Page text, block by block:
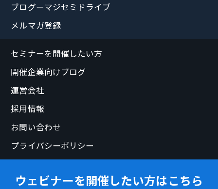
ブログーマジセミドライブ
メルマガ登録
セミナーを開催したい方
開催企業向けブログ
運営会社
採用情報
お問い合わせ
プライバシーポリシー
ウェビナーを開催したい方はこちら